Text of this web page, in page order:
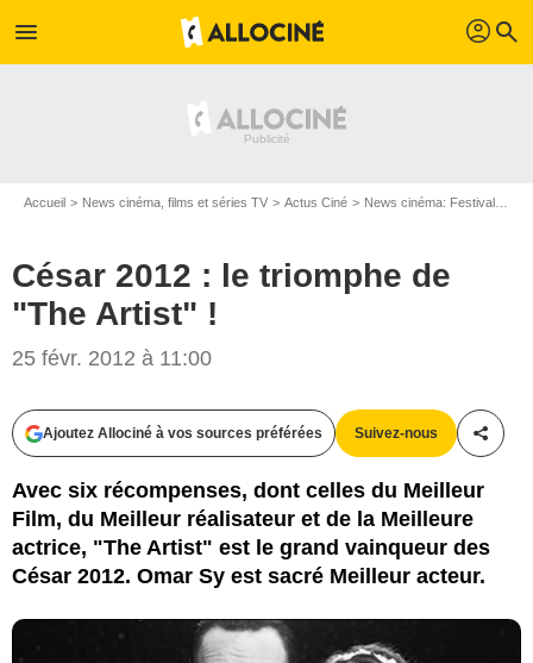
menu profil search
Accueil News cinéma, films et séries TV Actus Ciné News cinéma: Festivals
César 2012 : le triomphe de
"The Artist" !
25 févr. 2012 à 11:00
Ajoutez Allociné à vos sources préférées Suivez-nous
Avec six récompenses, dont celles du Meilleur
Film, du Meilleur réalisateur et de la Meilleure
actrice, "The Artist" est le grand vainqueur des
César 2012. Omar Sy est sacré Meilleur acteur.